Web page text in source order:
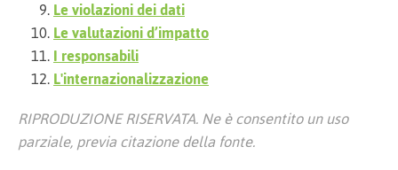
Le violazioni dei dati
Le valutazioni d’impatto
I responsabili
L'internazionalizzazione
RIPRODUZIONE RISERVATA. Ne è consentito un uso
parziale, previa citazione della fonte.